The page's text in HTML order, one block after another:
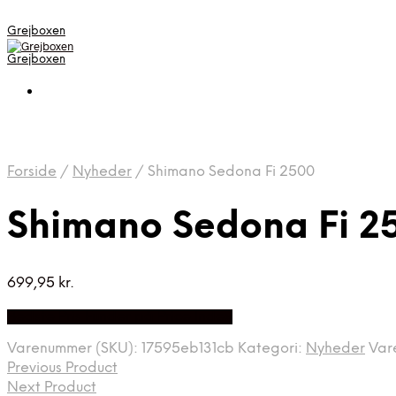
Grejboxen
Grejboxen
Forside / Nyheder / Shimano Sedona Fi 2500
Shimano Sedona Fi
699,95 kr.
Varenummer (SKU): 17595eb131cb Kategori: Nyheder
Previous Product
Next Product